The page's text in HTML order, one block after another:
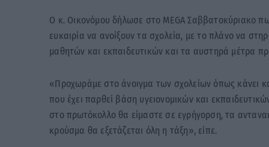
Ο κ. Οικονόμου δήλωσε στο MEGA Σαββατοκύριακο
ευκαιρία να ανοίξουν τα σχολεία, με το πλάνο να
μαθητών και εκπαιδευτικών και τα αυστηρά μέτρα
«Προχωράμε στο άνοιγμα των σχολείων όπως κάνει
που έχει παρθεί βάση υγειονομικών και
στο πρωτόκολλο θα είμαστε σε εγρήγορση, τα
κρούσμα θα εξετάζεται όλη η τάξη», είπε.